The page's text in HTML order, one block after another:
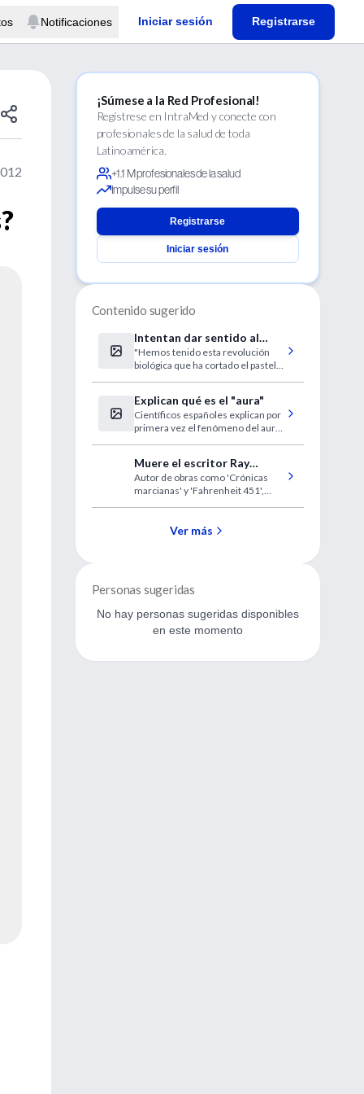
Notificaciones Iniciar sesión Registrarse
¡Súmese a la Red Profesional!
Regístrese en IntraMed y conecte con
profesionales de la salud de toda
Latinoamérica.
+1.1 M profesionales de la salud
Impulse su perfil
Registrarse
Iniciar sesión
Contenido sugerido
Intentan dar sentido al
entramado genético del
cáncer
"Hemos tenido esta revolución
biológica que ha cortado el pastel
Explican qué es el "aura"
Científicos españoles explican por
primera vez el fenómeno del aura
Muere el escritor Ray
Bradbury, padre de otros
mundos
Autor de obras como 'Crónicas
marcianas' y 'Fahrenheit 451',
Ver más
Personas sugeridas
No hay personas sugeridas disponibles
en este momento